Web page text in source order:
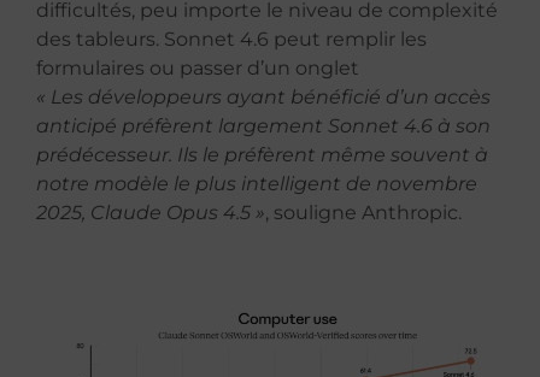
difficultés, peu importe le niveau de complexité
des tableurs. Sonnet 4.6 peut remplir les
formulaires ou passer d’un onglet
« Les développeurs ayant bénéficié d’un accès
anticipé préfèrent largement Sonnet 4.6 à son
prédécesseur. Ils le préfèrent même souvent à
notre modèle le plus intelligent de novembre
2025, Claude Opus 4.5 », souligne Anthropic.